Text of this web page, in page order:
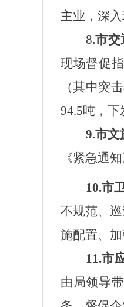
主业，深
8.市交
现场督促
（其中突
94.5吨，下
9.市文
《紧急通
10.市
不规范、
施配置
11.市
由局领导